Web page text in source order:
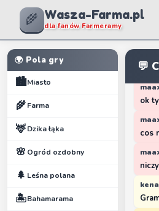
🌾 Wasza-Farma.pl
dla fanów Farmeramy
🌍 Pola gry
🏙️Miasto
🌾Farma
🦌Dzika łąka
🌸 Ogród ozdobny
🌲 Leśna polana
🏝️Bahamarama
💬
ok
cos